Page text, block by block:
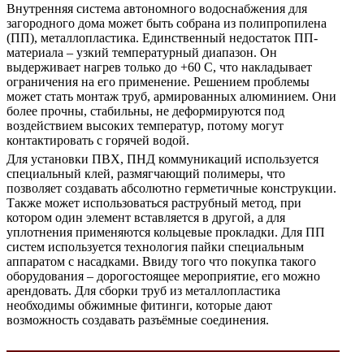
Внутренняя система автономного водоснабжения для
загородного дома может быть собрана из полипропилена
(ПП), металлопластика. Единственный недостаток ПП-
материала – узкий температурный диапазон. Он
выдерживает нагрев только до +60 С, что накладывает
ограничения на его применение. Решением проблемы
может стать монтаж труб, армированных алюминием. Они
более прочны, стабильны, не деформируются под
воздействием высоких температур, потому могут
контактировать с горячей водой.
Для установки ПВХ, ПНД коммуникаций используется
специальный клей, размягчающий полимеры, что
позволяет создавать абсолютно герметичные конструкции.
Также может использоваться раструбный метод, при
котором один элемент вставляется в другой, а для
уплотнения применяются кольцевые прокладки. Для ПП
систем используется технология пайки специальным
аппаратом с насадками. Ввиду того что покупка такого
оборудования – дорогостоящее мероприятие, его можно
арендовать. Для сборки труб из металлопластика
необходимы обжимные фитинги, которые дают
возможность создавать разъёмные соединения.